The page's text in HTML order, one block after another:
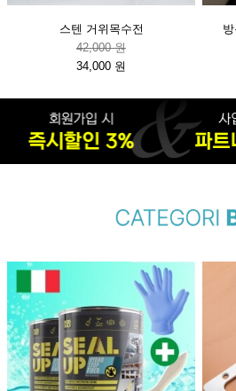
스텐 거위목수전
42,000 원
34,000 원